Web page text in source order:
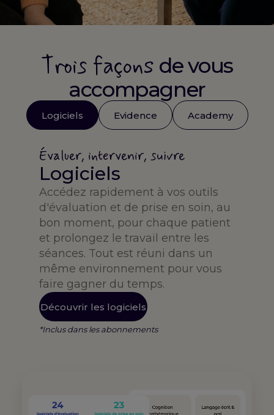
Trois façons de vous
accompagner
Logiciels Evidence Academy
Évaluer, intervenir, suivre
Logiciels
Accédez rapidement à vos outils
d'évaluation et de prise en soin, au
bon moment, pour chaque patient
et prolongez le travail entre les
séances. Tout est réuni dans un
même environnement pour vous
faire gagner du temps.
Découvrir les logiciels
*Inclus dans les abonnements